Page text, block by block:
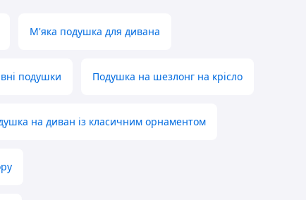
М'яка подушка для дивана
подушки Подушка на шезлонг на крісло
на диван із класичним орнаментом